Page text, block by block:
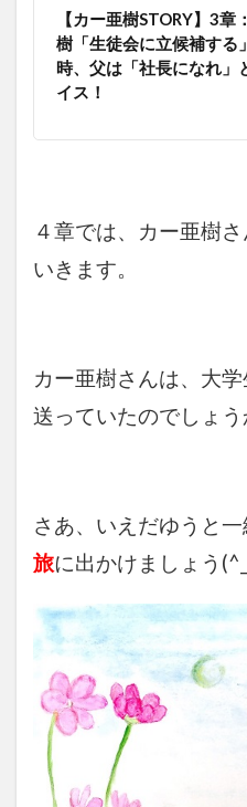
【カー亜樹STORY】3章
樹「生徒会に立候補する
時、父は「社長になれ」
イス！
４章では、カー亜樹
いきます。
カー亜樹さんは、大
送っていたのでしょう
さあ、いえだゆうと一
旅に出かけましょう